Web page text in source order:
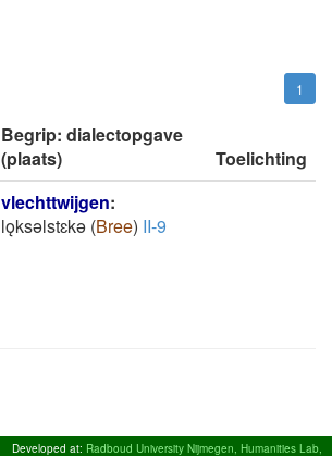
1
Begrip: dialectopgave
(plaats)
Toelichting
vlechttwijgen:
lǫksǝlstɛkǝ (Bree) II-9
Developed at: Radboud University Nijmegen, Humanities Lab,